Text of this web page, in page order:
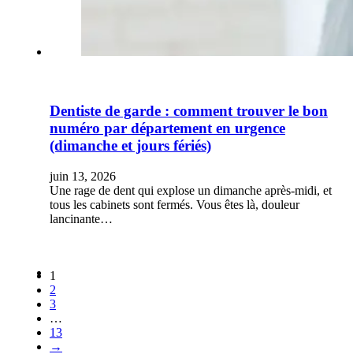
Dentiste de garde : comment trouver le bon
numéro par département en urgence
(dimanche et jours fériés)
juin 13, 2026
Une rage de dent qui explose un dimanche après-midi, et
tous les cabinets sont fermés. Vous êtes là, douleur
lancinante…
1
2
3
…
13
→